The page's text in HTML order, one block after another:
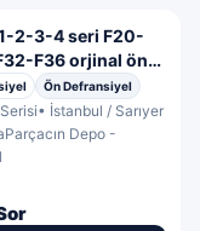
2-3-4 seri F20-
F36 orjinal ön
(2. Adet)
Ön Defransiyel
• İstanbul / Sarıyer
Depo -